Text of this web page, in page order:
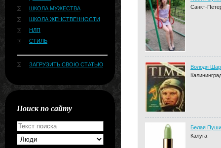
ШКОЛА МУЖЕСТВА
ШКОЛА ЖЕНСТВЕННОСТИ
НЛП
СТИЛЬ
ЗАГРУЗИТЬ СВОЮ СТАТЬЮ
Поиск по сайту
Санкт-
Володя
Белая
Калуга